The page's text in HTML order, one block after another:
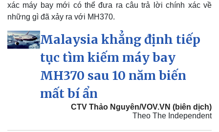
xác máy bay mới có thể đưa ra câu trả lời chính xác về
những gì đã xảy ra với MH370.
Malaysia khẳng định tiếp
tục tìm kiếm máy bay
MH370 sau 10 năm biến
mất bí ẩn
CTV Thảo Nguyên/VOV.VN (biên dịch)
Theo The Independent